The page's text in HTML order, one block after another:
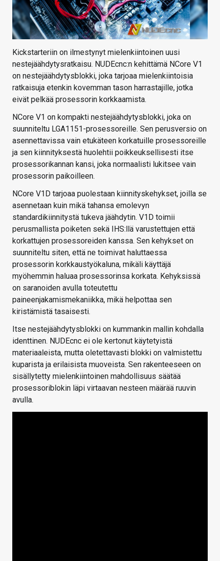
Kickstarteriin on ilmestynyt mielenkiintoinen uusi
nestejäähdytysratkaisu. NUDEcnc:n kehittämä NCore V1
on nestejäähdytysblokki, joka tarjoaa mielenkiintoisia
ratkaisuja etenkin kovemman tason harrastajille, jotka
eivät pelkää prosessorin korkkaamista.
NCore V1 on kompakti nestejäähdytysblokki, joka on
suunniteltu LGA1151-prosessoreille. Sen perusversio on
asennettavissa vain etukäteen korkatuille prosessoreille
ja sen kiinnityksestä huolehtii poikkeuksellisesti itse
prosessorikannan kansi, joka normaalisti lukitsee vain
prosessorin paikoilleen.
NCore V1D tarjoaa puolestaan kiinnityskehykset, joilla se
asennetaan kuin mikä tahansa emolevyn
standardikiinnitystä tukeva jäähdytin. V1D toimii
perusmallista poiketen sekä IHS:llä varustettujen että
korkattujen prosessoreiden kanssa. Sen kehykset on
suunniteltu siten, että ne toimivat haluttaessa
prosessorin korkkaustyökaluna, mikäli käyttäjä
myöhemmin haluaa prosessorinsa korkata. Kehyksissä
on saranoiden avulla toteutettu
paineenjakamismekaniikka, mikä helpottaa sen
kiristämistä tasaisesti.
Itse nestejäähdytysblokki on kummankin mallin kohdalla
identtinen. NUDEcnc ei ole kertonut käytetyistä
materiaaleista, mutta oletettavasti blokki on valmistettu
kuparista ja erilaisista muoveista. Sen rakenteeseen on
sisällytetty mielenkiintoinen mahdollisuus säätää
prosessoriblokin läpi virtaavan nesteen määrää ruuvin
avulla.